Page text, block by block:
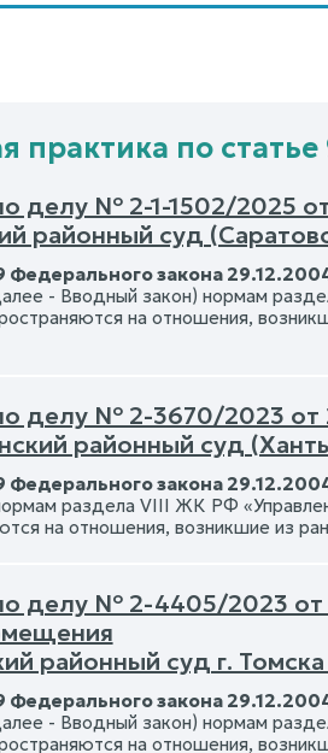
практика по
делу № 2-1-1502/2025
районный суд
Федерального закона
- Вводный закон) нормам
на отношения,
делу № 2-3670/2023 от
районный суд
Федерального закона
раздела VIII ЖК РФ
на отношения, возникшие из
делу № 2-4405/2023 от
районный суд г.
Федерального закона
- Вводный закон) нормам
на отношения,